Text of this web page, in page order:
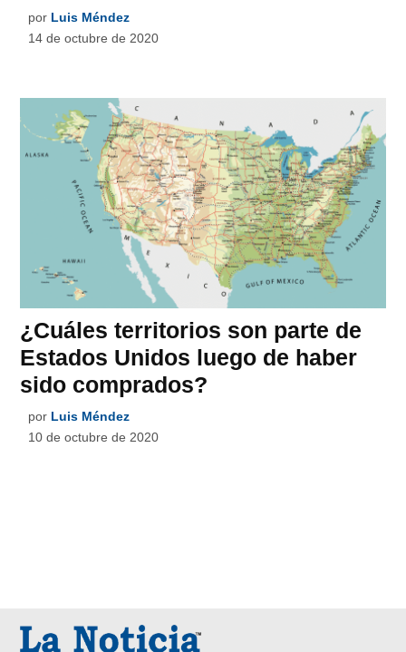
por Luis Méndez
14 de octubre de 2020
¿Cuáles territorios son parte de
Estados Unidos luego de haber
sido comprados?
por Luis Méndez
10 de octubre de 2020